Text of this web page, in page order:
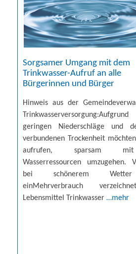
Sorgsamer Umgang mit dem
Trinkwasser-Aufruf an alle
Bürgerinnen und Bürger
Hinweis aus der
geringen Niederschläge und
verbundenen Trockenheit
aufrufen, sparsam
Wasserressourcen umzugehen.
bei schönerem
einMehrverbrauch
Lebensmittel Trinkwasser…mehr